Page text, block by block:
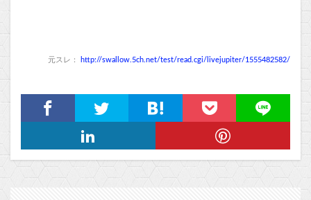
元スレ： http://swallow.5ch.net/test/read.cgi/livejupiter/1555482582/